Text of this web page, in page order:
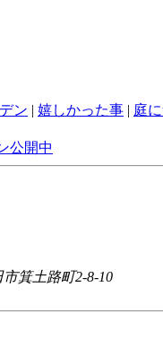
ン | 嬉しかった事 | 庭
箕土路町2-8-10